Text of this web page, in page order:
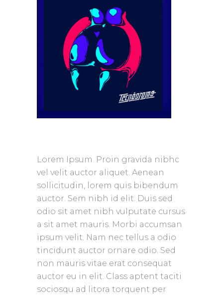
Lorem Ipsum. Proin gravida nibhc
vel velit auctor aliquet. Aenean
sollicitudin, lorem quis bibendum
auctor. Sem nibh id elit. Duis sed
odio sit amet nibh vulputate cursus
a sit amet mauris. Morbi accumsan
ipsum velit. Nam nec tellus a odio
tincidunt auctor ornare odio. Sed
non mauris vitae erat consequat
auctor eu in elit. Class aptent taciti
sociosqu ad litora torquent per